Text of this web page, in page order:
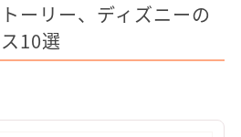
ーリー、ディズニーの
10選